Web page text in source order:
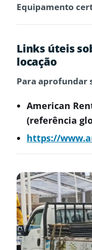
Equipamento
Links úteis
locação
Para aprofundar
American
(referência
https://